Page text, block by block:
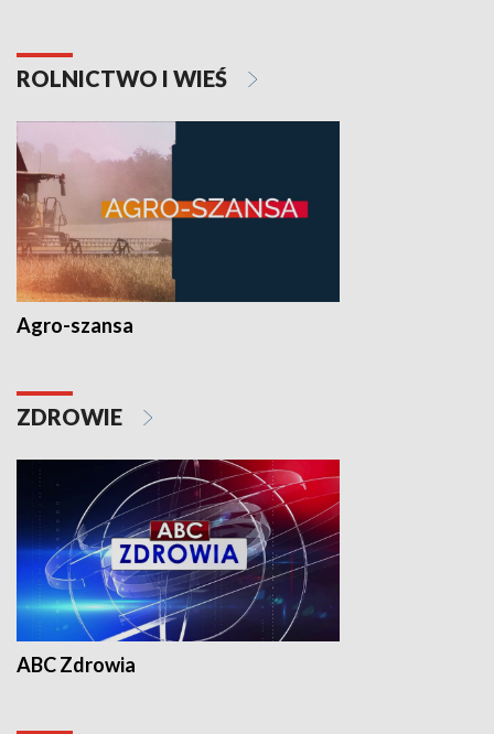
ROLNICTWO I WIEŚ
Agro-szansa
ZDROWIE
ABC Zdrowia